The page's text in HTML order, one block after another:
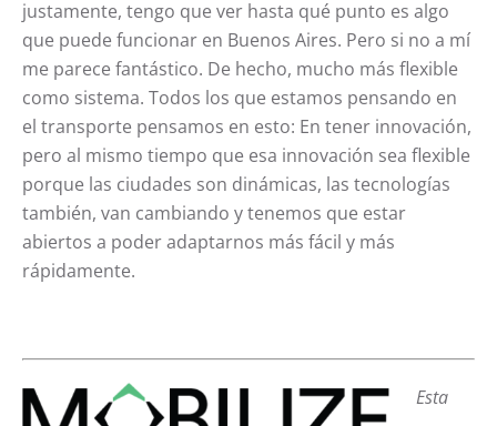
justamente, tengo que ver hasta qué punto es algo
que puede funcionar en Buenos Aires. Pero si no a mí
me parece fantástico. De hecho, mucho más flexible
como sistema. Todos los que estamos pensando en
el transporte pensamos en esto: En tener innovación,
pero al mismo tiempo que esa innovación sea flexible
porque las ciudades son dinámicas, las tecnologías
también, van cambiando y tenemos que estar
abiertos a poder adaptarnos más fácil y más
rápidamente.
Esta